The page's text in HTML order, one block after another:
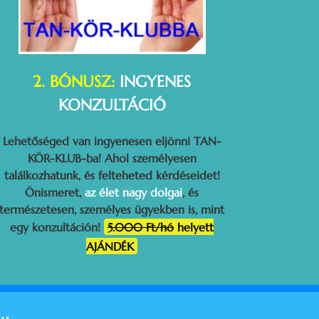
2. BÓNUSZ: INGYENES
KONZULTÁCIÓ
Lehetőséged van ingyenesen eljönni TAN-
KÖR-KLUB-ba! Ahol személyesen
találkozhatunk, és felteheted kérdéseidet!
Önismeret,az élet nagy dolgai, és
természetesen, személyes ügyekben is, mint
egy konzultáción! 5.000 Ft/hóhelyett
AJÁNDÉK